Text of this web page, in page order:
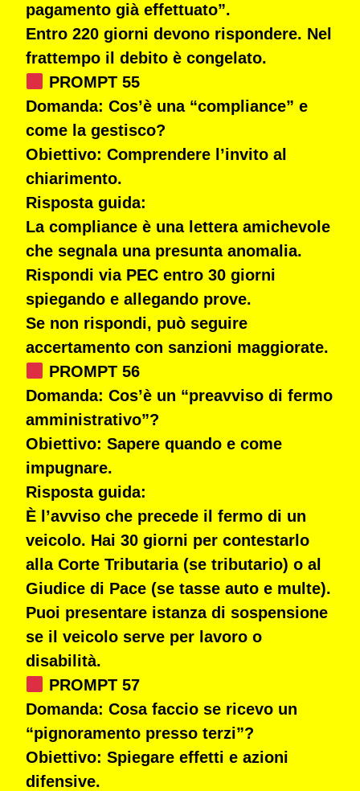
pagamento già effettuato”.
Entro 220 giorni devono rispondere. Nel
frattempo il debito è congelato.
PROMPT 55
Domanda: Cos’è una “compliance” e
come la gestisco?
Obiettivo: Comprendere l’invito al
chiarimento.
Risposta guida:
La compliance è una lettera amichevole
che segnala una presunta anomalia.
Rispondi via PEC entro 30 giorni
spiegando e allegando prove.
Se non rispondi, può seguire
accertamento con sanzioni maggiorate.
PROMPT 56
Domanda: Cos’è un “preavviso di fermo
amministrativo”?
Obiettivo: Sapere quando e come
impugnare.
Risposta guida:
È l’avviso che precede il fermo di un
veicolo. Hai 30 giorni per contestarlo
alla Corte Tributaria(se tributario) o al
Giudice di Pace (se tasse auto e multe).
Puoi presentare istanza di sospensione
se il veicolo serve per lavoro o
disabilità.
PROMPT 57
Domanda: Cosa faccio se ricevo un
“pignoramento presso terzi”?
Obiettivo: Spiegare effetti e azioni
difensive.